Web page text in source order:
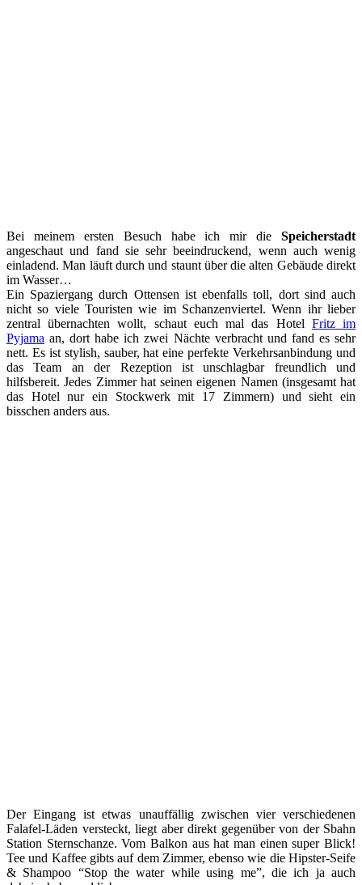
Bei meinem ersten Besuch habe ich mir die Speicherstadt
angeschaut und fand sie sehr beeindruckend, wenn auch wenig
einladend. Man läuft durch und staunt über die alten Gebäude direkt
im Wasser…
Ein Spaziergang durch Ottensen ist ebenfalls toll, dort sind auch
nicht so viele Touristen wie im Schanzenviertel. Wenn ihr lieber
zentral übernachten wollt, schaut euch mal das Hotel Fritz im
Pyjama an, dort habe ich zwei Nächte verbracht und fand es sehr
nett. Es ist stylish, sauber, hat eine perfekte Verkehrsanbindung und
das Team an der Rezeption ist unschlagbar freundlich und
hilfsbereit. Jedes Zimmer hat seinen eigenen Namen (insgesamt hat
das Hotel nur ein Stockwerk mit 17 Zimmern) und sieht ein
bisschen anders aus.
Der Eingang ist etwas unauffällig zwischen vier verschiedenen
Falafel-Läden versteckt, liegt aber direkt gegenüber von der Sbahn
Station Sternschanze. Vom Balkon aus hat man einen super Blick!
Tee und Kaffee gibts auf dem Zimmer, ebenso wie die Hipster-Seife
& Shampoo “Stop the water while using me”, die ich ja auch